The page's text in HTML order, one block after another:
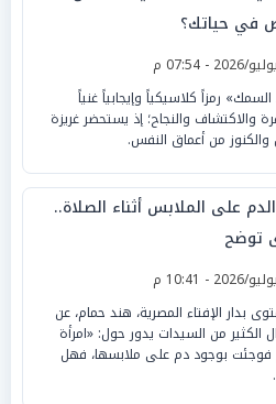
في حياتك؟
رمزاً كلاسيكياً وإيجابياً غنياً
والاكتشاف والنجاح؛ إذ يستحضر غريزة
والكنوز من أعماق النفس.
على الملابس أثناء الصلاة..
توضح
بدار الإفتاء المصرية، هند حمام، عن
من السيدات يدور حول: «امرأة
بوجود دم على ملابسها، فهل